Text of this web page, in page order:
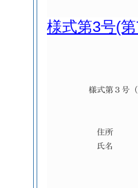
様式第3号(